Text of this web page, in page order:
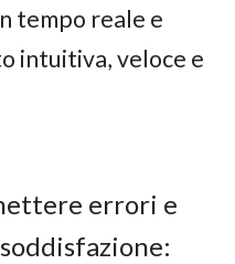
tempo reale e
intuitiva, veloce e
errori e